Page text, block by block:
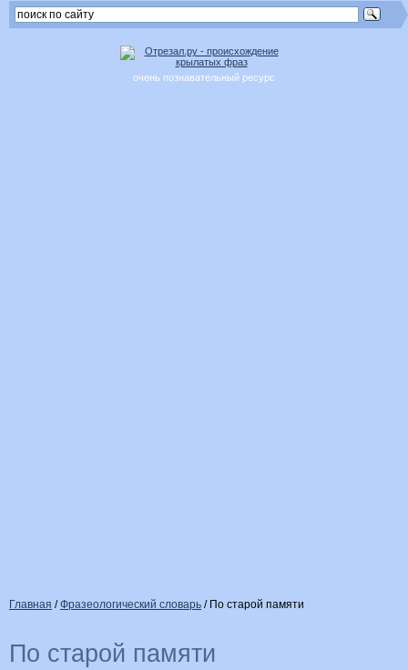
очень познавательный ресурс
Главная /Фразеологический словарь / По старой памяти
По старой памяти